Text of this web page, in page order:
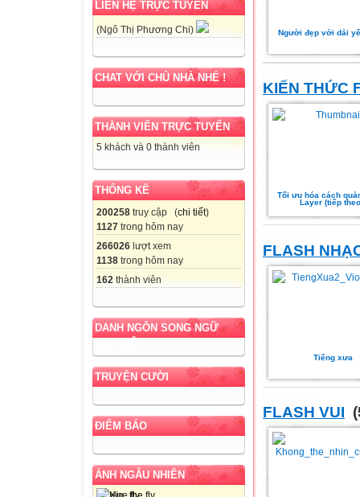
LIÊN HỆ TRỰC TUYẾN
(Ngô Thị Phương Chi)
CHAT VỚI CHỦ NHÀ NHÉ !
THÀNH VIÊN TRỰC TUYẾN
5 khách và 0 thành viên
THỐNG KÊ
200258 truy cập (chi tiết)
1127 trong hôm nay
266026 lượt xem
1138 trong hôm nay
162 thành viên
DANH NGÔN SONG NGỮ
TRUYỆN CƯỜI
ĐIỂM BÁO
ẢNH NGẪU NHIÊN
Người đẹp với dải
KIẾN THỨC
Tối ưu hóa cách
Layer (tiếp
FLASH
Tiếng xưa
FLASH VUI